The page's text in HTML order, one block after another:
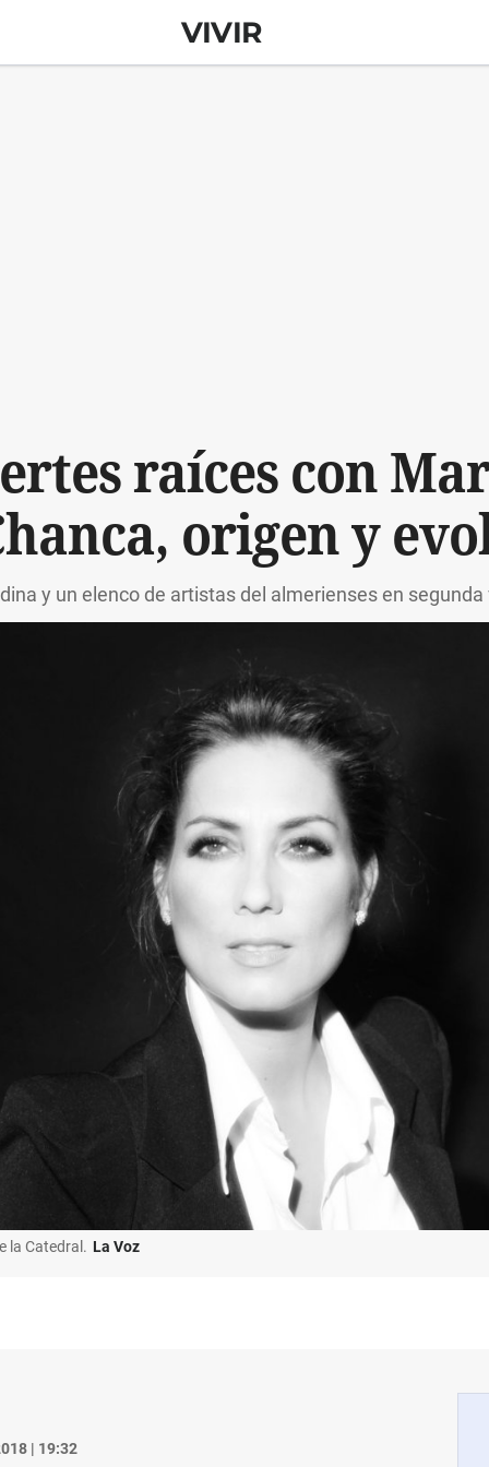
VIVIR
raíces con
origen y
y un elenco de artistas del almerienses en
la Catedral. La Voz
| 19:32